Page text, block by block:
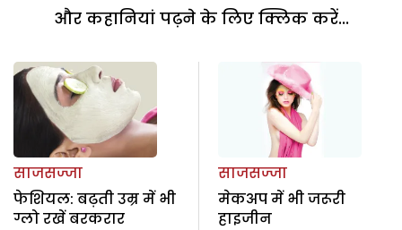
और कहानियां पढ़ने के लिए क्लिक करें...
साजसज्जा
फेशियल: बढ़ती उम्र में भी
ग्लो रखें बरकरार
साजसज्जा
मेकअप में भी जरूरी
हाइजीन